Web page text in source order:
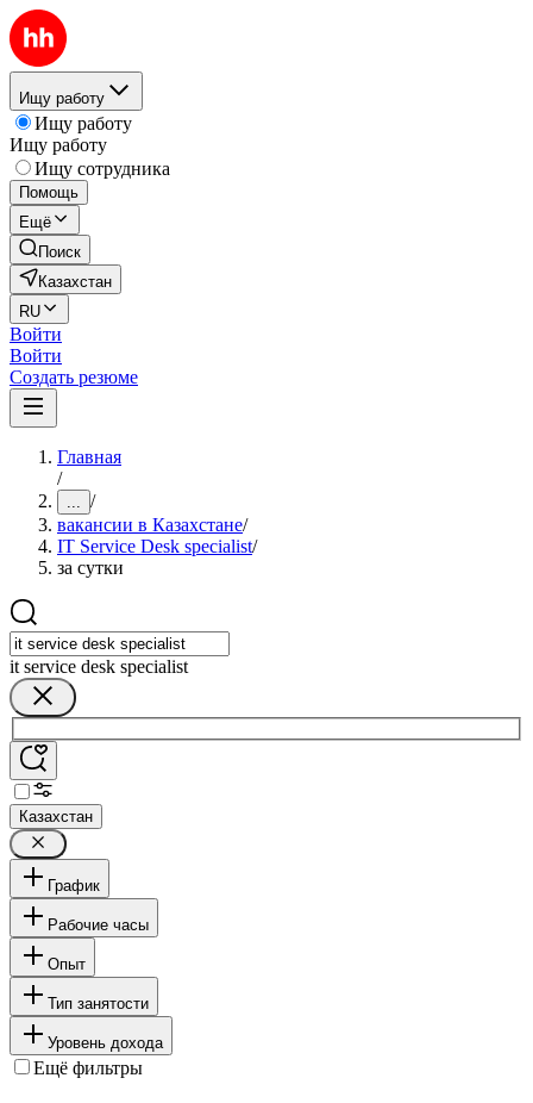
Ищу работу
Ищу работу
Ищу работу
Ищу сотрудника
Помощь
Ещё
Поиск
Казахстан
RU
Войти
Войти
Создать резюме
Главная
/
... /
вакансии в Казахстане/
IT Service Desk specialist/
за сутки
it service desk specialist
Казахстан
График
Рабочие часы
Опыт
Тип занятости
Уровень дохода
Ещё фильтры